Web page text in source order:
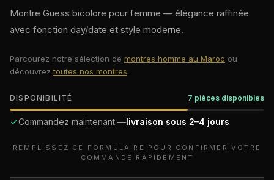
Montre Guess bicolore pour femme — élégance raffinée
avec fonction day/date et style moderne.
Parcourez notre sélection de montres homme au Maroc ou
découvrez toutes nos montres.
DISPONIBILITÉ 7 pièces disponibles
Commandez maintenant —livraison sous 2–4 jours
REMPLISSEZ CE FORMULAIRE POUR CONFIRMER VOTRE
COMMANDE RAPIDEMENT